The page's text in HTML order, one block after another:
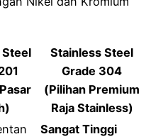
Stainless Steel
Grade 304
(Pilihan Premium
Raja Stainless)
Sangat Tinggi